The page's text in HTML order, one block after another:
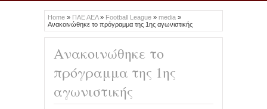
Home » ΠΑΕ ΑΕΛ» Football League » media »
Ανακοινώθηκε το πρόγραμμα της 1ης αγωνιστικής
Ανακοινώθηκε το
πρόγραμμα της 1ης
αγωνιστικής